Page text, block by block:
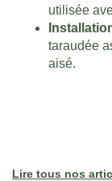
utilisée
taraudée
aisé.
Lire tous nos